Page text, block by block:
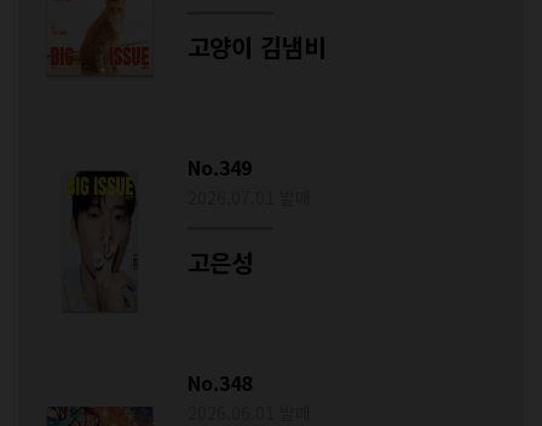
고양이 김냄비
No.349
고은성
No.348